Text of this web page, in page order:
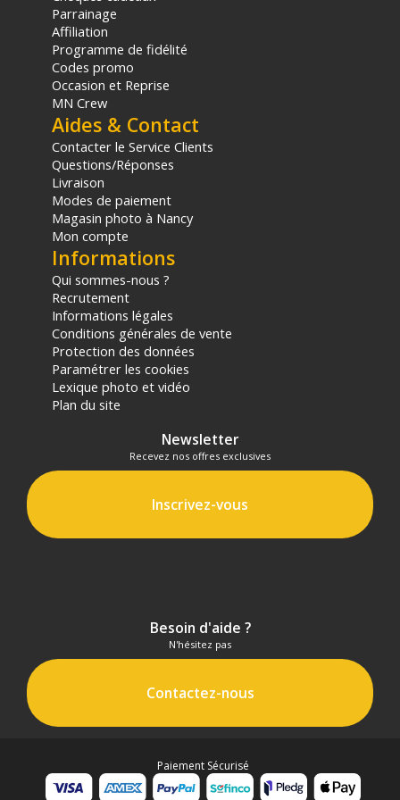
Garantie 2 ans
(1) Offre valable jusqu'au 31 Décembre 2030 à partir de 49 euros
d'achat, sur la base d'une expédition Chronopost 24H vers un point
relais situé en France continentale uniquement, valable uniquement
sur les produits de moins de 1m et moins de 20Kg.
(2) Sous réserve d'éligibilité.
(3) Nombre de points Fidélité estimés, hors remises au panier, basé
sur le prix TTC en €, les points seront effectivement calculés dans le
panier.
Parrainage
Affiliation
Programme de fidélité
Codes promo
Occasion et Reprise
MN Crew
Aides & Contact
Contacter le Service Clients
Questions/Réponses
Livraison
Modes de paiement
Magasin photo à Nancy
Mon compte
Informations
Qui sommes-nous ?
Recrutement
Informations légales
Conditions générales de vente
Protection des données
Paramétrer les cookies
Lexique photo et vidéo
Plan du site
Newsletter
Recevez nos offres exclusives
Inscrivez-vous
Besoin d'aide ?
N'hésitez pas
Contactez-nous
Paiement Sécurisé